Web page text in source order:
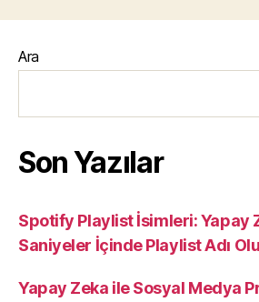
Ara
Son Yazılar
Spotify Playlist İsimleri: Yapay
Saniyeler İçinde Playlist Adı
Yapay Zeka ile Sosyal Medya